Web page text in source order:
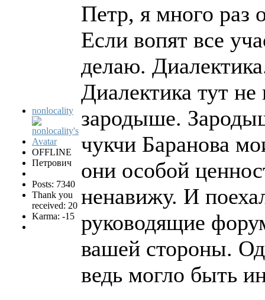
nonlocality
OFFLINE
Петрович
Posts: 7340
Thank you
received: 20
Karma: -15
Петр, я много раз
Если вопят все
делаю.
Диалектика тут
зародыше.
чукчи Баранова
они особой
ненавижу. И
руководящие
вашей стороны.
ведь могло быть